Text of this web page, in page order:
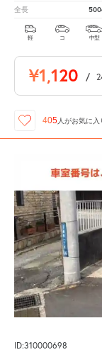
全長
軽 コ 中型
¥1,120 /
405 人がお気に入
ID:310000698